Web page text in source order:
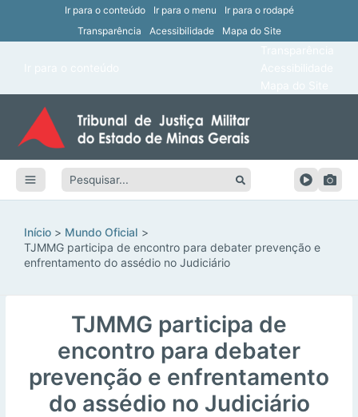
Ir para o conteúdo Ir para o menu
Ir para o rodapé
Transparência
Acessibilidade Mapa do Site
Pesquisar:
Início
Mundo Oficial
TJMMG participa de encontro para debater prevenção e
enfrentamento do assédio no Judiciário
TJMMG participa de
encontro para debater
prevenção e enfrentamento
do assédio no Judiciário